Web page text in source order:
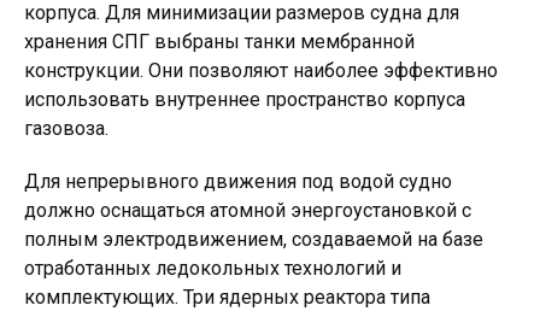
корпуса. Для минимизации размеров судна для
хранения СПГ выбраны танки мембранной
конструкции. Они позволяют наиболее эффективно
использовать внутреннее пространство корпуса
газовоза.
Для непрерывного движения под водой судно
должно оснащаться атомной энергоустановкой с
полным электродвижением, создаваемой на базе
отработанных ледокольных технологий и
комплектующих. Три ядерных реактора типа